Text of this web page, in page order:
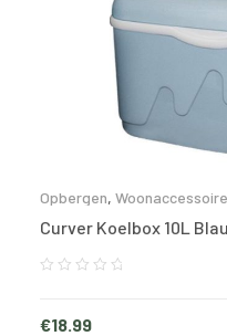
Opbergen,
Curver Koelbox 10L
€18.99